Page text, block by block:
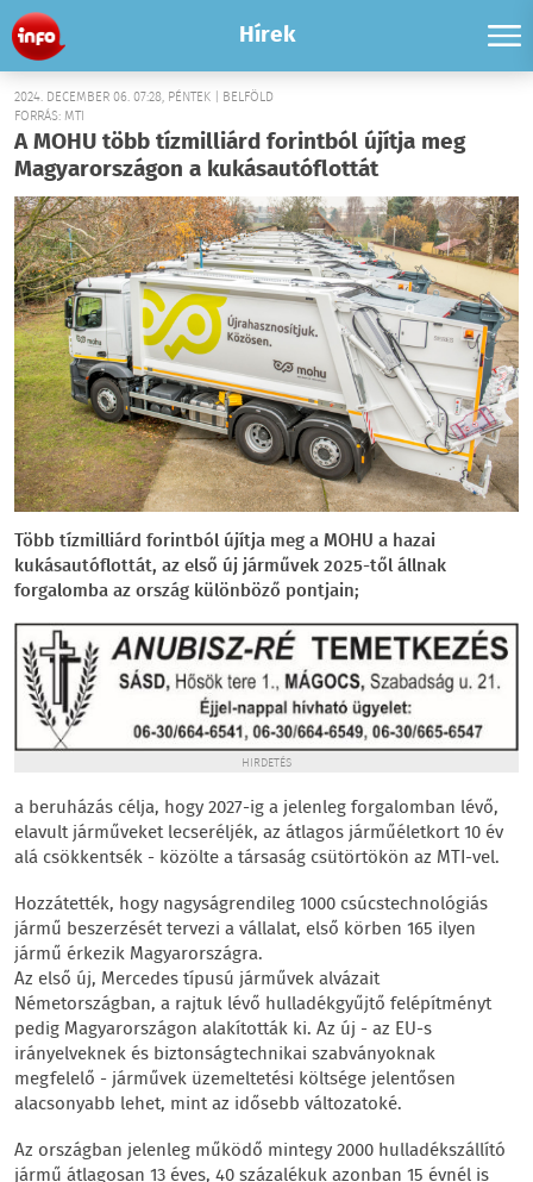
Hírek
2024. DECEMBER 06. 07:28, PÉNTEK | BELFÖLD
FORRÁS: MTI
A MOHU több tízmilliárd forintból újítja meg
Magyarországon a kukásautóflottát
Több tízmilliárd forintból újítja meg a MOHU a hazai
kukásautóflottát, az első új járművek 2025-től állnak
forgalomba az ország különböző pontjain;
HIRDETÉS
a beruházás célja, hogy 2027-ig a jelenleg forgalomban lévő,
elavult járműveket lecseréljék, az átlagos járműéletkort 10 év
alá csökkentsék - közölte a társaság csütörtökön az MTI-vel.
Hozzátették, hogy nagyságrendileg 1000 csúcstechnológiás
jármű beszerzését tervezi a vállalat, első körben 165 ilyen
jármű érkezik Magyarországra.
Az első új, Mercedes típusú járművek alvázait
Németországban, a rajtuk lévő hulladékgyűjtő felépítményt
pedig Magyarországon alakították ki. Az új - az EU-s
irányelveknek és biztonságtechnikai szabványoknak
megfelelő - járművek üzemeltetési költsége jelentősen
alacsonyabb lehet, mint az idősebb változatoké.
Az országban jelenleg működő mintegy 2000 hulladékszállító
jármű átlagosan 13 éves, 40 százalékuk azonban 15 évnél is